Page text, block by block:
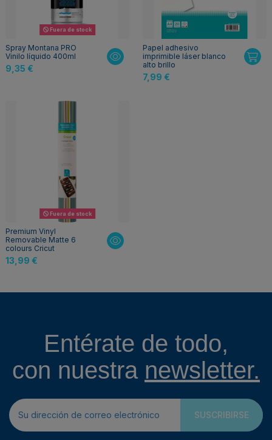
Fuera de stock
Spray Montana PRO
Vinilo líquido 400ml
9,35 €
Papel adhesivo
imprimible láser blanco
alto brillo
7,99 €
Fuera de stock
Premium Vinyl
Removable Matte 6
colours Cricut
13,99 €
Entérate de todo,
con nuestra newsletter.
SUSCRIBIRSE